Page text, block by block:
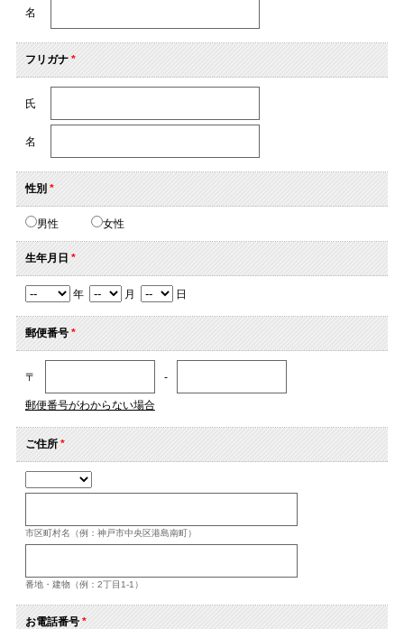
名
フリガナ*
氏
名
性別 *
男性 女性
生年月日 *
年 月 日
郵便番号*
〒 -
郵便番号がわからない場合
ご住所*
市区町村名（例：神戸市中央区港島南町）
番地・建物（例：2丁目1-1）
お電話番号*